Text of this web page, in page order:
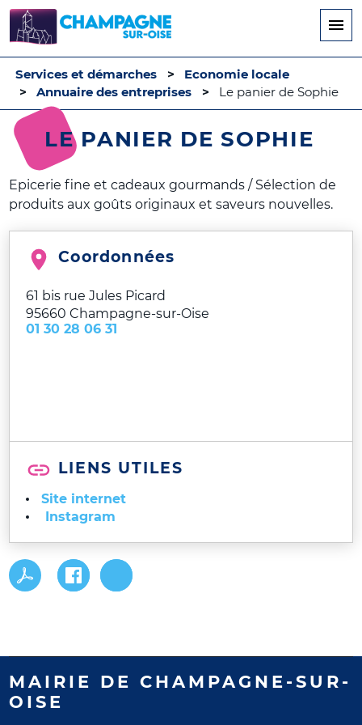
principal
Services et démarches
Economie locale
Annuaire des entreprises
Le panier de Sophie
LE PANIER DE SOPHIE
Epicerie fine et cadeaux gourmands / Sélection de
produits aux goûts originaux et saveurs nouvelles.
Coordonnées
61 bis rue Jules Picard
95660 Champagne-sur-Oise
01 30 28 06 31
LIENS UTILES
Site internet
Instagram
MAIRIE DE CHAMPAGNE-SUR-
OISE